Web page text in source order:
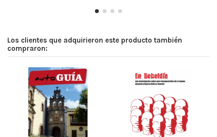
Los clientes que adquirieron este producto también
compraron: